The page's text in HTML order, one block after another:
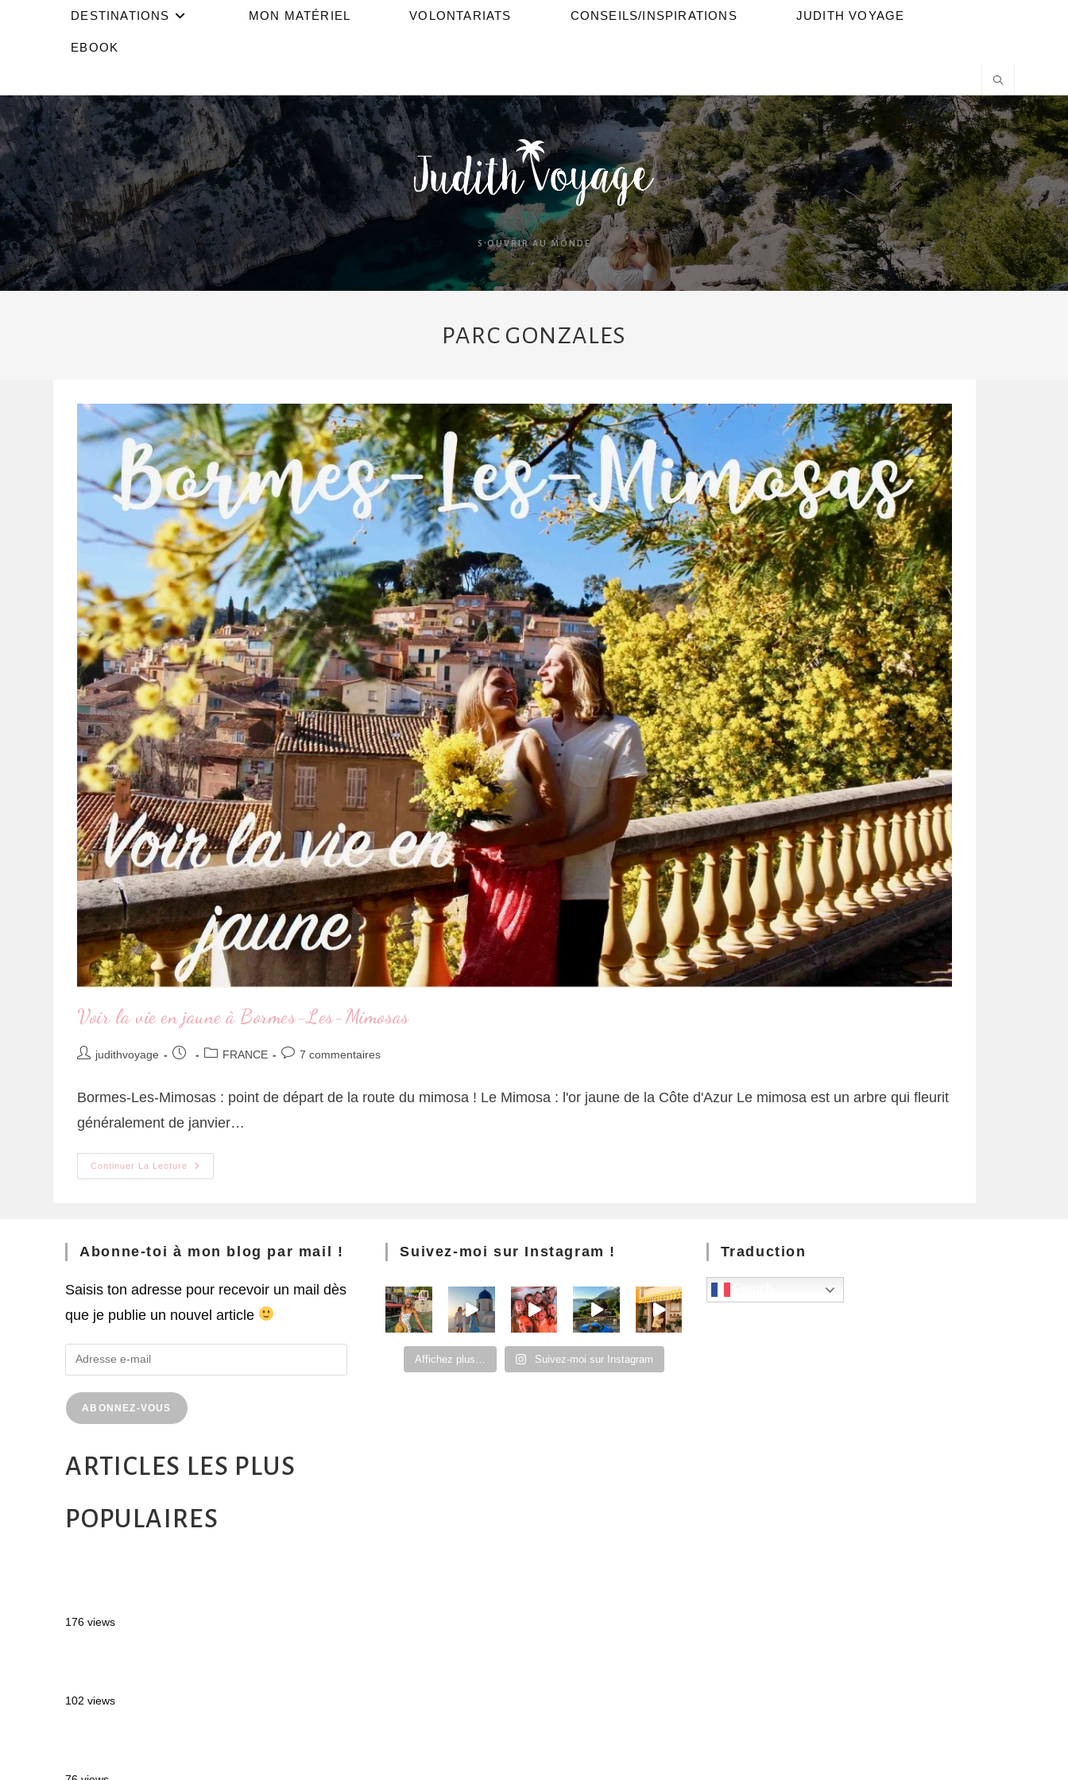
DESTINATIONS MON MATÉRIEL VOLONTARIATS CONSEILS/INSPIRATIONS JUDITH VOYAGE
EBOOK
S'OUVRIR AU MONDE
PARC GONZALES
Voir la vie en jaune à Bormes-Les-Mimosas
judithvoyage FRANCE 7 commentaires
Bormes-Les-Mimosas : point de départ de la route du mimosa ! Le Mimosa : l'or jaune de la Côte d'Azur Le mimosa est un arbre qui fleurit
généralement de janvier…
Continuer La Lecture
Abonne-toi à mon blog par mail !
Saisis ton adresse pour recevoir un mail dès
que je publie un nouvel article
ABONNEZ-VOUS
ARTICLES LES PLUS
POPULAIRES
176 views
102 views
Suivez-moi sur Instagram !
Affichez plus… Suivez-moi sur Instagram
Traduction